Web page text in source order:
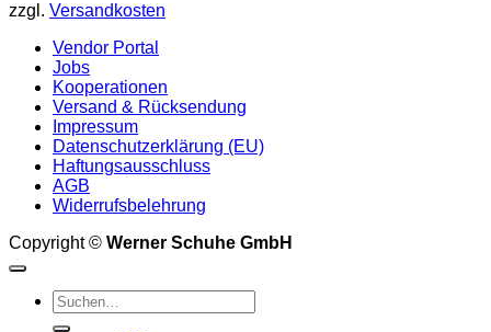
Optionen
können
Produktseite
gewählt
werden
zzgl. Versandkosten
Vendor Portal
Jobs
Kooperationen
Versand & Rücksendung
Impressum
Datenschutzerklärung (EU)
Haftungsausschluss
AGB
Widerrufsbelehrung
Copyright © Werner Schuhe GmbH
Suche
nach: